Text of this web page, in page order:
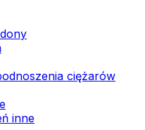
ciężarów
inne